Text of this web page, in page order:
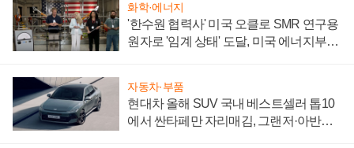
화학·에너지
'한수원 협력사' 미국 오클로 SMR 연구용
원자로 '임계 상태' 도달, 미국 에너지부
자동차·부품
현대차 올해 SUV 국내 베스트셀러 톱10
에서 싼타페만 자리매김, 그랜저·아반떼